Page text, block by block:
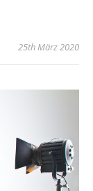
25th März 2020